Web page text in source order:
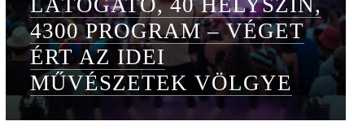
LÁTOGATÓ, 40 HELYSZÍN,
4300 PROGRAM – VÉGET
ÉRT AZ IDEI
MŰVÉSZETEK VÖLGYE